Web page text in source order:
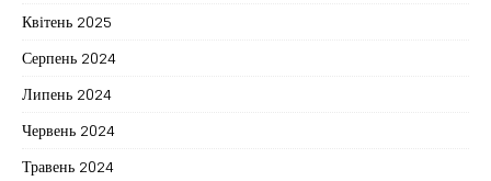
Квітень 2025
Серпень 2024
Липень 2024
Червень 2024
Травень 2024